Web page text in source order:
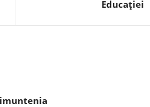
Educației